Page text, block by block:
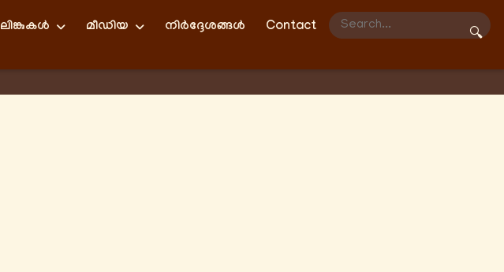
ലിങ്കുകള്‍ മീഡിയ നിർദ്ദേശങ്ങൾ Contact
🔍